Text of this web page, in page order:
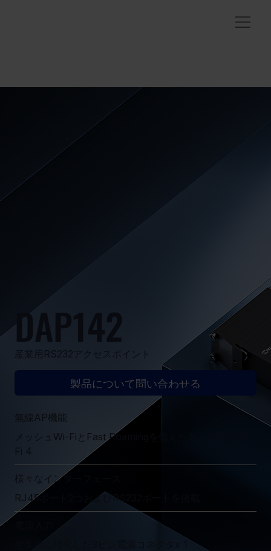
DAP142
産業用RS232アクセスポイント
製品について問い合わせる
無線AP機能
メッシュWi-FiとFast Roamingを備えたスムーズなWi-
Fi 4
様々なインターフェース
RJ45ポート2つおよびRS232ポートを搭載